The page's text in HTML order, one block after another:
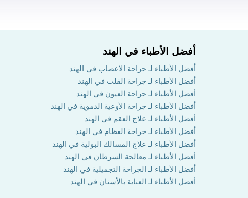
أفضل الأطباء في الهند
أفضل الأطباء لـ جراحة الاعصاب في الهند
أفضل الأطباء لـ جراحة القلب في الهند
أفضل الأطباء لـ جراحة العيون في الهند
أفضل الأطباء لـ جراحة الأوعية الدموية في الهند
أفضل الأطباء لـ علاج العقم في الهند
أفضل الأطباء لـ جراحة العظام في الهند
أفضل الأطباء لـ علاج المسالك البولية في الهند
أفضل الأطباء لـ معالجة السرطان في الهند
أفضل الأطباء لـ الجراحة التجميلية في الهند
أفضل الأطباء لـ العناية بالأسنان في الهند